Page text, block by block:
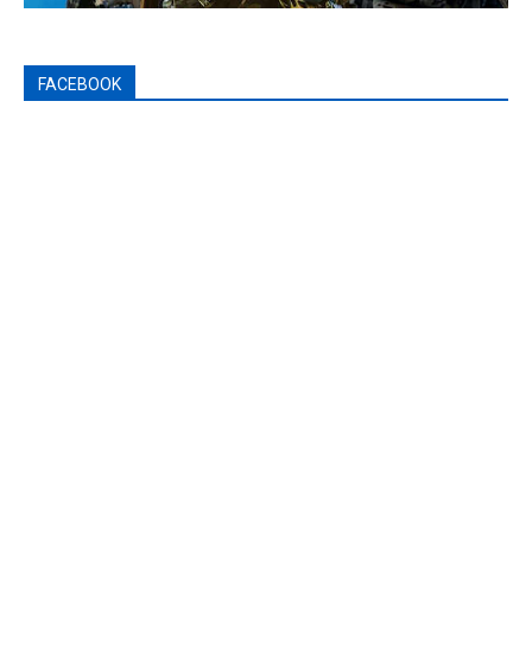
FACEBOOK